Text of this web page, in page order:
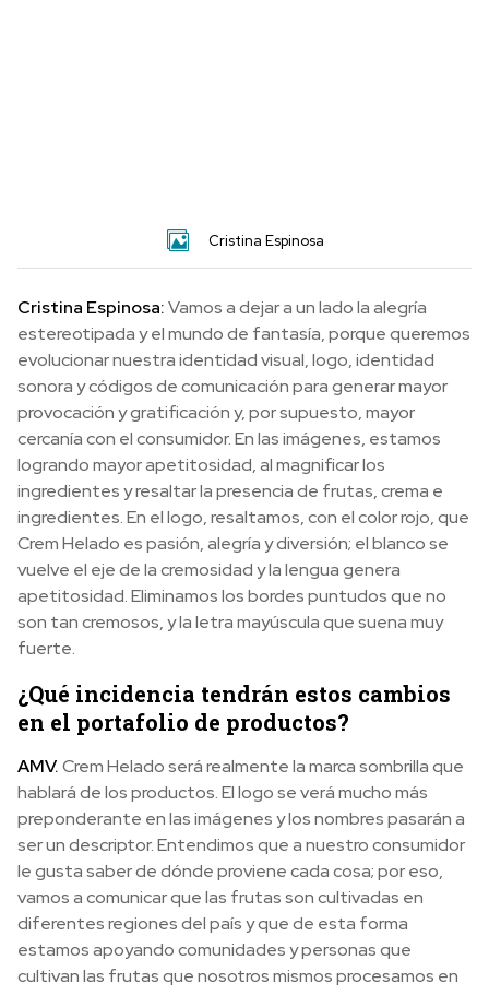
Cristina Espinosa
Cristina Espinosa:Vamos a dejar a un lado la alegría
estereotipada y el mundo de fantasía, porque queremos
evolucionar nuestra identidad visual, logo, identidad
sonora y códigos de comunicación para generar mayor
provocación y gratificación y, por supuesto, mayor
cercanía con el consumidor. En las imágenes, estamos
logrando mayor apetitosidad, al magnificar los
ingredientes y resaltar la presencia de frutas, crema e
ingredientes. En el logo, resaltamos, con el color rojo, que
Crem Helado es pasión, alegría y diversión; el blanco se
vuelve el eje de la cremosidad y la lengua genera
apetitosidad. Eliminamos los bordes puntudos que no
son tan cremosos, y la letra mayúscula que suena muy
fuerte.
¿Qué incidencia tendrán estos cambios
en el portafolio de productos?
AMV.Crem Helado será realmente la marca sombrilla que
hablará de los productos. El logo se verá mucho más
preponderante en las imágenes y los nombres pasarán a
ser un descriptor. Entendimos que a nuestro consumidor
le gusta saber de dónde proviene cada cosa; por eso,
vamos a comunicar que las frutas son cultivadas en
diferentes regiones del país y que de esta forma
estamos apoyando comunidades y personas que
cultivan las frutas que nosotros mismos procesamos en